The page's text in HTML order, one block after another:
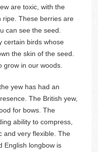
are toxic, with the
ripe. These berries are
can see the seed.
certain birds whose
the skin of the seed.
grow in our woods.
yew has had an
The British yew,
for bows. The
ability to compress,
and very flexible. The
English longbow is